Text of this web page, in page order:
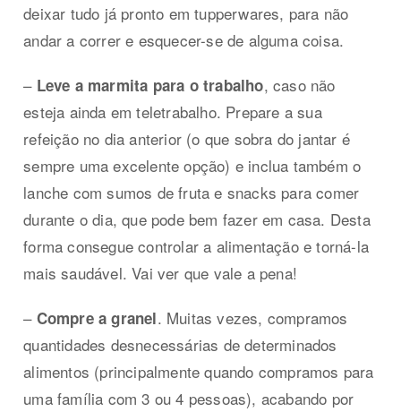
deixar tudo já pronto em tupperwares, para não
andar a correr e esquecer-se de alguma coisa.
– Leve a marmita para o trabalho, caso não
esteja ainda em teletrabalho. Prepare a sua
refeição no dia anterior (o que sobra do jantar é
sempre uma excelente opção) e inclua também o
lanche com sumos de fruta e snacks para comer
durante o dia, que pode bem fazer em casa. Desta
forma consegue controlar a alimentação e torná-la
mais saudável. Vai ver que vale a pena!
– Compre a granel. Muitas vezes, compramos
quantidades desnecessárias de determinados
alimentos (principalmente quando compramos para
uma família com 3 ou 4 pessoas), acabando por